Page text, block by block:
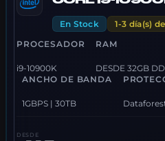
En Stock
1-3 día(s)
PROCESADOR
i9-10900K
RAM
DESDE 32GB
ANCHO DE BANDA
1GBPS | 30TB
DESDE